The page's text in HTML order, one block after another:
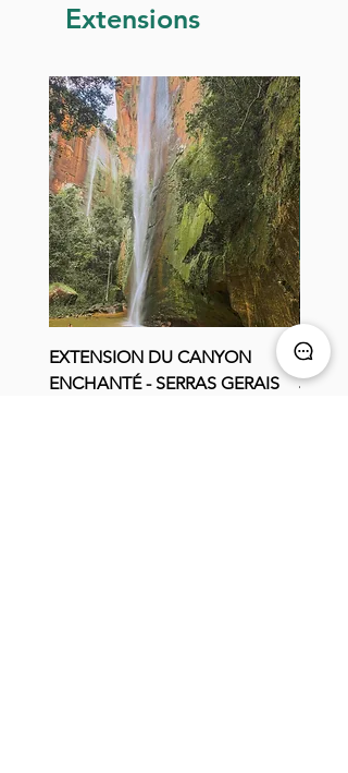
Extensions
EXTENSION DU CANYON
ENCHANTÉ - SERRAS GERAIS